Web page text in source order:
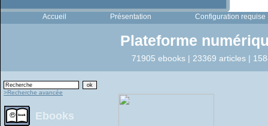
Accueil Présentation Configuration requise
Plateforme
71905 ebooks | 23369 articles |
>Recherche avancée
Ebooks